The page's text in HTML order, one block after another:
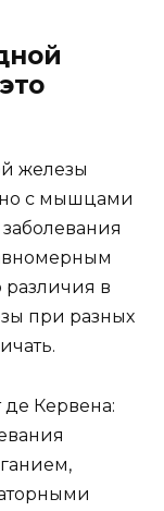
железы
с мышцами
различия в
при разных
Кервена: